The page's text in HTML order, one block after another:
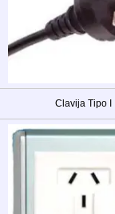
Clavija Tipo I